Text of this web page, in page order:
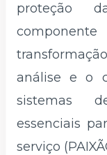
proteção
análise e o
sistemas
essenciais
serviço